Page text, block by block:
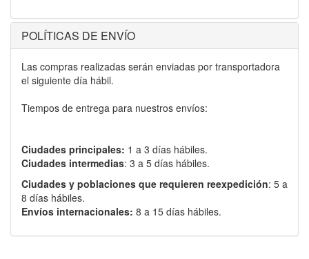
POLÍTICAS DE ENVÍO
Las compras realizadas serán enviadas por transportadora
el siguiente día hábil.
Tiempos de entrega para nuestros envíos:
Ciudades principales: 1 a 3 días hábiles.
Ciudades intermedias: 3 a 5 días hábiles.
Ciudades y poblaciones que requieren reexpedición: 5 a
8 días hábiles.
Envíos internacionales: 8 a 15 días hábiles.